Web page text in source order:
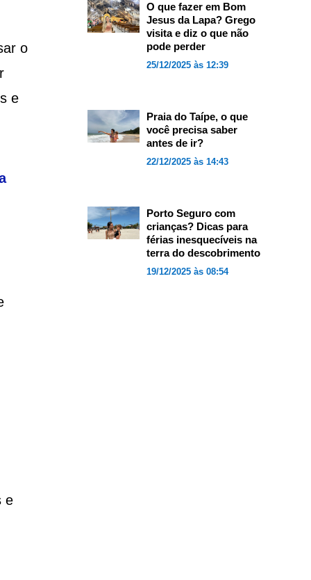
o
e
e
O que fazer em Bom
Jesus da Lapa? Grego
visita e diz o que não
pode perder
25/12/2025 às 12:39
Praia do Taípe, o que
você precisa saber
antes de ir?
22/12/2025 às 14:43
Porto Seguro com
crianças? Dicas para
férias inesquecíveis na
terra do descobrimento
19/12/2025 às 08:54